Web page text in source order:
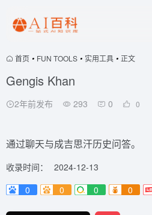
首页 • FUN TOOLS • 实用工具 • 正文
Gengis Khan
2年前发布 293 0 0
通过聊天与成吉思汗历史问答。
收录时间：
2024-12-13
0
0 0 0